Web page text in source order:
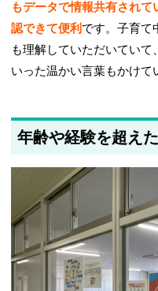
もデータで情報共有され
認できて便利 です。子育て
も理解していただいていて
いった温かい言葉もかけて
年齢や経験を超え